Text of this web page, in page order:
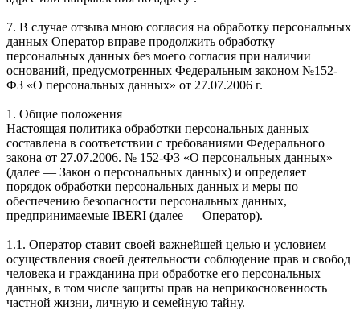
7. В случае отзыва мною согласия на обработку персональных
данных Оператор вправе продолжить обработку
персональных данных без моего согласия при наличии
оснований, предусмотренных Федеральным законом №152-
ФЗ «О персональных данных» от 27.07.2006 г.
1. Общие положения
Настоящая политика обработки персональных данных
составлена в соответствии с требованиями Федерального
закона от 27.07.2006. № 152-ФЗ «О персональных данных»
(далее — Закон о персональных данных) и определяет
порядок обработки персональных данных и меры по
обеспечению безопасности персональных данных,
предпринимаемые IBERI (далее — Оператор).
1.1. Оператор ставит своей важнейшей целью и условием
осуществления своей деятельности соблюдение прав и свобод
человека и гражданина при обработке его персональных
данных, в том числе защиты прав на неприкосновенность
частной жизни, личную и семейную тайну.